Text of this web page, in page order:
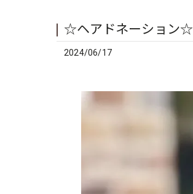
☆ヘアドネーション☆
2024/06/17